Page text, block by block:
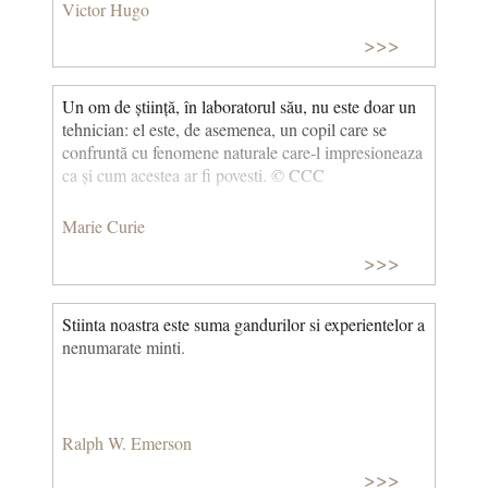
Victor Hugo
>>>
Un om de știință, în laboratorul său, nu este doar un
tehnician: el este, de asemenea, un copil care se
confruntă cu fenomene naturale care-l impresioneaza
ca și cum acestea ar fi povesti. © CCC
Marie Curie
>>>
Stiinta noastra este suma gandurilor si experientelor a
nenumarate minti.
Ralph W. Emerson
>>>